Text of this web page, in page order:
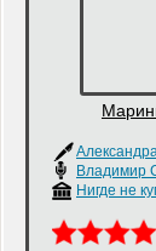
Владимир
Нигде не